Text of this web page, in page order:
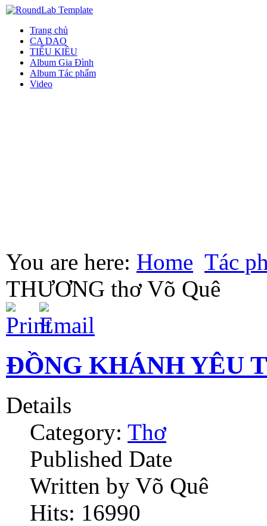
Trang chủ
CA DAO
TIỂU KIỀU
Album Gia Đình
Album Tác phẩm
Video
You are here: Home Tác
THƯƠNG thơ Võ Quê
ĐỒNG KHÁNH YÊU
Details
Category: Thơ
Published Date
Written by Võ Quê
Hits: 16990